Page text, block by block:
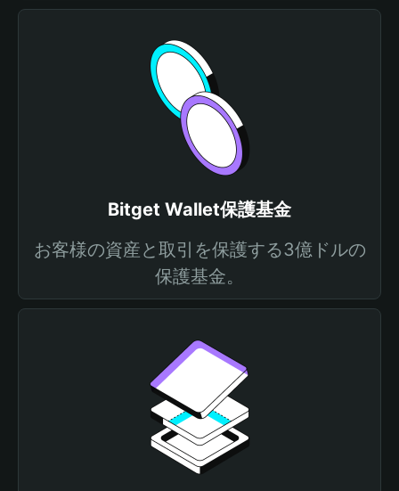
Bitget Wallet保護基金
お客様の資産と取引を保護する3億ドルの
保護基金。